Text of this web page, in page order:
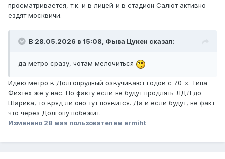
просматривается, т.к. и в лицей и в стадион Салют активно
ездят москвичи.
В 28.05.2026 в 15:08, Фыва Цукен сказал:
да метро сразу, чотам мелочиться
Идею метро в Долгопрудный озвучивают годов с 70-х. Типа
Физтех же у нас. По факту если не будут продлять ЛДЛ до
Шарика, то вряд ли оно тут появится. Да и если будут, не факт
что через Долгопу побежит.
Изменено 28 мая пользователем ermiht